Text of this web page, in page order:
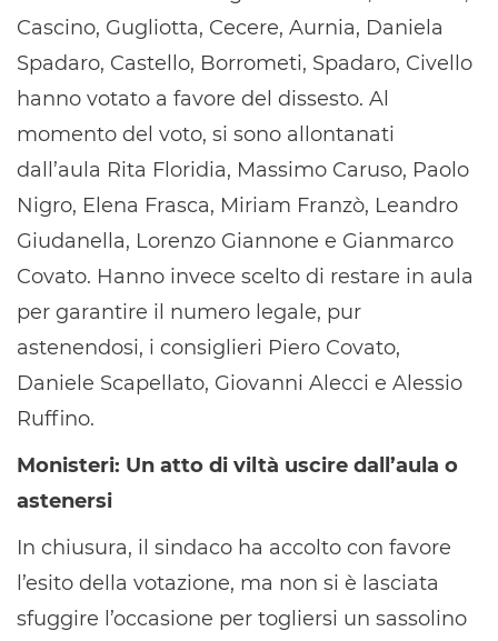
Cascino, Gugliotta, Cecere, Aurnia, Daniela
Spadaro, Castello, Borrometi, Spadaro, Civello
hanno votato a favore del dissesto. Al
momento del voto, si sono allontanati
dall’aula Rita Floridia, Massimo Caruso, Paolo
Nigro, Elena Frasca, Miriam Franzò, Leandro
Giudanella, Lorenzo Giannone e Gianmarco
Covato. Hanno invece scelto di restare in aula
per garantire il numero legale, pur
astenendosi, i consiglieri Piero Covato,
Daniele Scapellato, Giovanni Alecci e Alessio
Ruffino.
Monisteri: Un atto di viltà uscire dall’aula o
astenersi
In chiusura, il sindaco ha accolto con favore
l’esito della votazione, ma non si è lasciata
sfuggire l’occasione per togliersi un sassolino